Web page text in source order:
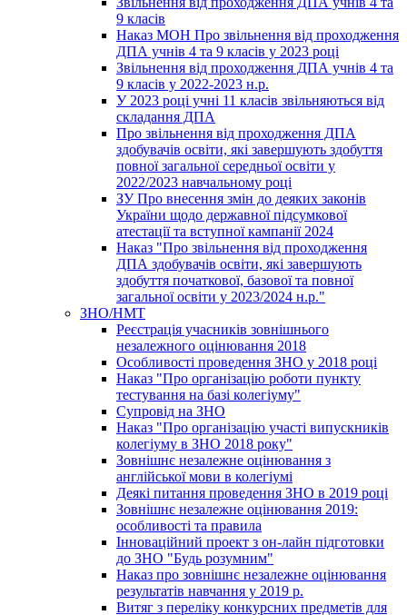
9 класів
Наказ МОН Про звільнення від проходження
ДПА учнів 4 та 9 класів у 2023 році
Звільнення від проходження ДПА учнів 4 та
9 класів у 2022-2023 н.р.
У 2023 році учні 11 класів звільняються від
складання ДПА
Про звільнення від проходження ДПА
здобувачів освіти, які завершують здобуття
повної загальної середньої освіти у
2022/2023 навчальному році
ЗУ Про внесення змін до деяких законів
України щодо державної підсумкової
атестації та вступної кампанії 2024
Наказ "Про звільнення від проходження
ДПА здобувачів освіти, які завершують
здобуття початкової, базової та повної
загальної освіти у 2023/2024 н.р."
ЗНО/НМТ
Реєстрація учасників зовнішнього
незалежного оцінювання 2018
Особливості проведення ЗНО у 2018 році
Наказ "Про організацію роботи пункту
тестування на базі колегіуму"
Супровід на ЗНО
Наказ "Про організацію участі випускників
колегіуму в ЗНО 2018 року"
Зовнішнє незалежне оцінювання з
англійської мови в колегіумі
Деякі питання проведення ЗНО в 2019 році
Зовнішнє незалежне оцінювання 2019:
особливості та правила
Інноваційний проект з он-лайн підготовки
до ЗНО "Будь розумним"
Наказ про зовнішнє незалежне оцінювання
результатів навчання у 2019 р.
Витяг з переліку конкурсних предметів для